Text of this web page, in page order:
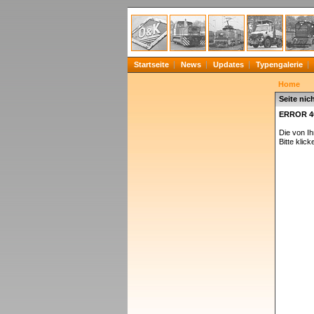
Startseite News Updates Typengalerie
Home
Seite
ERROR
Die von
Bitte